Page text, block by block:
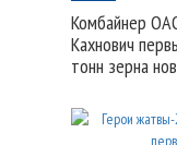
Комбайнер
Кахнович
тонн зерна